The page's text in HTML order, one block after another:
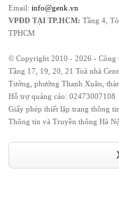
Email: info@genk.vn
VPĐD TẠI TP.HCM: Tầng 4,
TPHCM
© Copyright 2010 - 2026 - Công
Tầng 17, 19, 20, 21 Toà nhà
Tưởng, phường Thanh Xuân,
Hỗ trợ quảng cáo: 02473007108
Giấy phép thiết lập trang thông
Thông tin và Truyền thông Hà